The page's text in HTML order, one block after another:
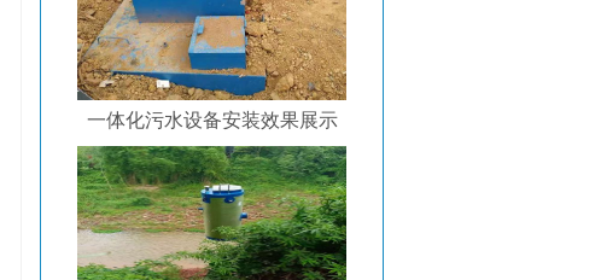
一体化污水设备安装效果展示